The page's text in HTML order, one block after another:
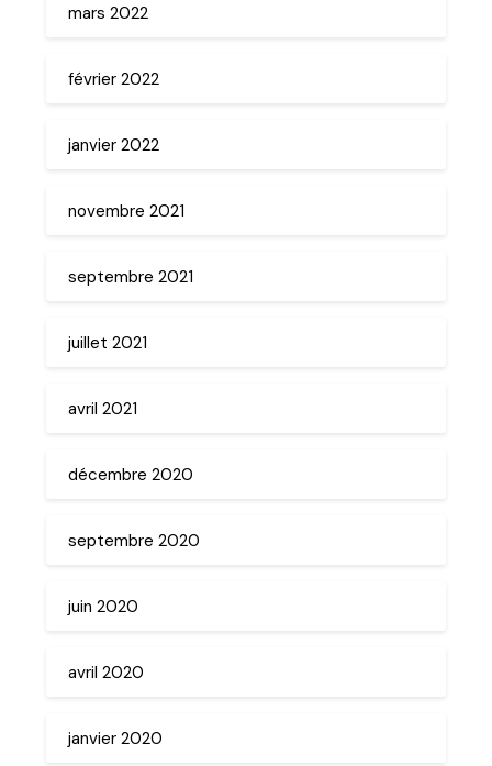
mars 2022
février 2022
janvier 2022
novembre 2021
septembre 2021
juillet 2021
avril 2021
décembre 2020
septembre 2020
juin 2020
avril 2020
janvier 2020